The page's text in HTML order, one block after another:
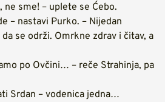
ne sme! – uplete se Ćebo.
– nastavi Purko. – Nijedan
se održi. Omrkne zdrav i čitav, a
po Ovčini… – reče Strahinja, pa
Srdan – vodenica jedna…